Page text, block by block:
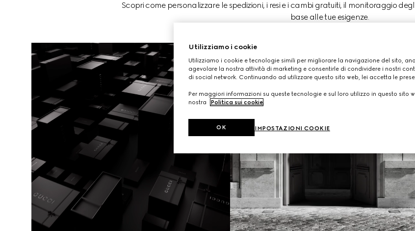
Scopri come personalizzare le spedizioni, i resi e i cambi gratuiti, il monitoraggio
base alle tue esigenze.
Utilizziamo i cookie
Utilizziamo i cookie e tecnologie simili per migliorare la navigazione del sito,
agevolare la nostra attività di marketing e consentirle di condividere i nostri
di social network. Continuando ad utilizzare questo sito web, lei accetta le
Per maggiori informazioni su queste tecnologie e sul loro utilizzo in questo sito
nostra
Politica sui cookie.
IMPOSTAZIONI COOKIE
OK